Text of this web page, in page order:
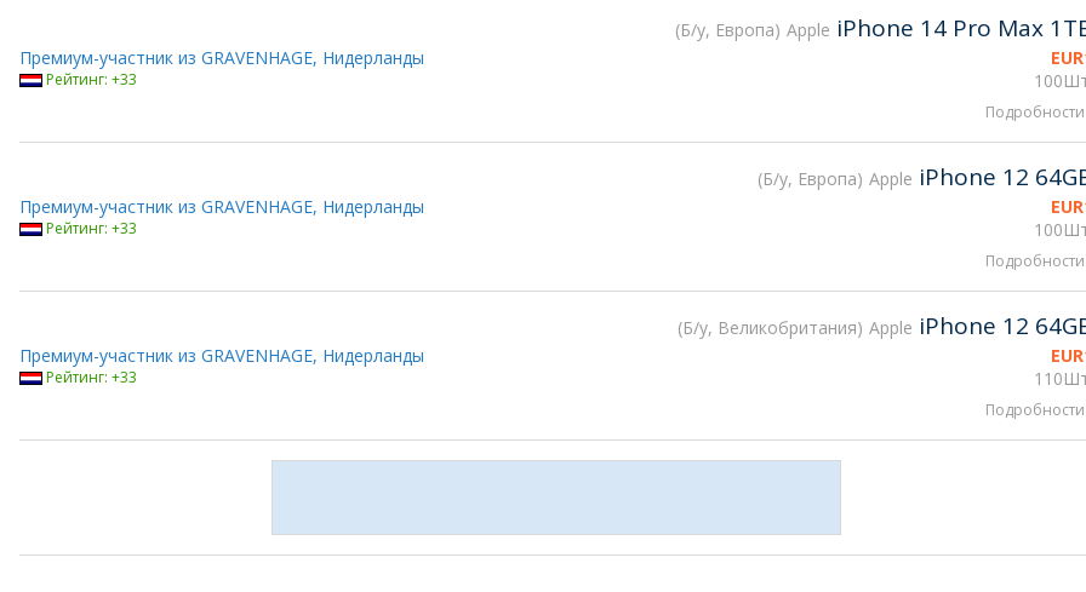
Б/у, Европа Apple iPhone 14 Pro Max
EUR
Премиум-участник из GRAVENHAGE, Нидерланды
Рейтинг: +33
Подробности
Б/у, Европа Apple iPhone 12
EUR
Премиум-участник из GRAVENHAGE, Нидерланды
Рейтинг: +33
Подробности
Б/у, Великобритания Apple iPhone 12
EUR
Премиум-участник из GRAVENHAGE, Нидерланды
Рейтинг: +33
Подробности